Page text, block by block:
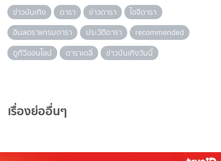
ข่าวบันเทิง ดารา ข่าวดารา
ไอจีดารา
อินสตราแกรมดารา
ประวัติดารา
recommended
ดูทีวีออนไลน์
ดาราเดลี่ ข่าวบันเทิงวันนี้
เรื่องย่ออื่นๆ